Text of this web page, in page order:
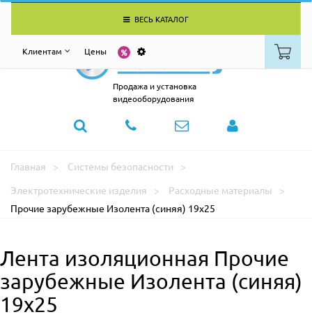
ВЕСЬ КАТАЛОГ
Клиентам Цены
Продажа и установка
видеооборудования
Главная
Системы безопасности
Электротехнические изделия
Расходные материалы
Прочие зарубежные Изолента (синяя) 19х25
Лента изоляционная Прочие
зарубежные Изолента (синяя)
19х25